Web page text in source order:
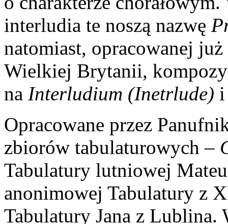
interludia te noszą nazwę
natomiast, opracowanej
Wielkiej Brytanii,
na Interludium (Inetrlude) i
Opracowane przez
zbiorów tabulaturowych –
Tabulatury lutniowej
anonimowej Tabulatury z
Tabulatury Jana z Lublina.